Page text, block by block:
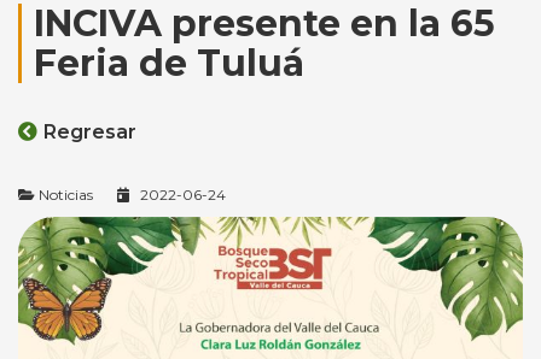
INCIVA presente en la 65
Feria de Tuluá
Regresar
Noticias 2022-06-24